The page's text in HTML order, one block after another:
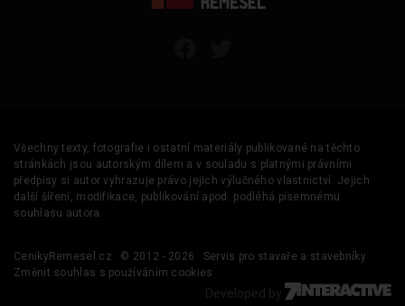
Všechny texty, fotografie i ostatní materiály publikované na těchto
stránkách jsou autorským dílem a v souladu s platnými právními
předpisy si autor vyhrazuje právo jejich výlučného vlastnictví. Jejich
další šíření, modifikace, publikování apod. podléhá písemnému
souhlasu autora.
CenikyRemesel.cz © 2012 - 2026
Servis pro stavaře a stavebníky
Změnit souhlas s používáním cookies
Developed by